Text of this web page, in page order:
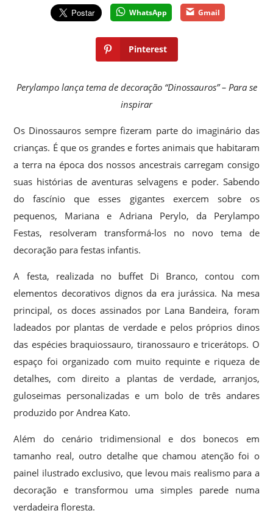
WhatsApp Gmail
Pinterest
Perylampo lança tema de decoração “Dinossauros” – Para se
inspirar
Os Dinossauros sempre fizeram parte do imaginário das
crianças. É que os grandes e fortes animais que habitaram
a terra na época dos nossos ancestrais carregam consigo
suas histórias de aventuras selvagens e poder. Sabendo
do fascínio que esses gigantes exercem sobre os
pequenos, Mariana e Adriana Perylo, da Perylampo
Festas, resolveram transformá-los no novo tema de
decoração para festas infantis.
A festa, realizada no buffet Di Branco, contou com
elementos decorativos dignos da era jurássica. Na mesa
principal, os doces assinados por Lana Bandeira, foram
ladeados por plantas de verdade e pelos próprios dinos
das espécies braquiossauro, tiranossauro e tricerátops. O
espaço foi organizado com muito requinte e riqueza de
detalhes, com direito a plantas de verdade, arranjos,
guloseimas personalizadas e um bolo de três andares
produzido por Andrea Kato.
Além do cenário tridimensional e dos bonecos em
tamanho real, outro detalhe que chamou atenção foi o
painel ilustrado exclusivo, que levou mais realismo para a
decoração e transformou uma simples parede numa
verdadeira floresta.